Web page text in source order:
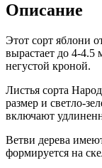
Описание
Этот сорт яблони
вырастает до 4-4.5
негустой кроной.
Листья сорта
размер и светло-
включают
Ветви дерева
формируется на